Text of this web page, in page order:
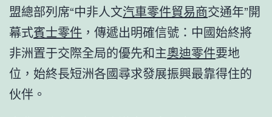
盟總部列席“中非人文汽車零件貿易商交通年”開
幕式賓士零件 ，傳遞出明確信號：中國始終將
非洲置于交際全局的優先和主奧迪零件要地
位，始終長短洲各國尋求發展振興最靠得住的
伙伴。